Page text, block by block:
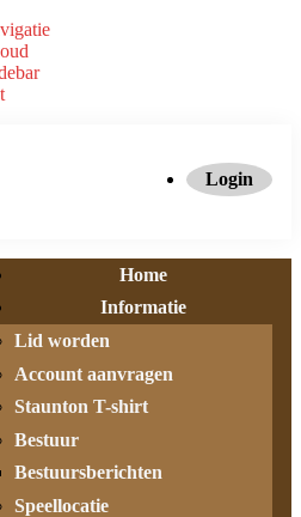
Login
Home
Informatie
Lid worden
Account aanvragen
Staunton T-shirt
Bestuur
Bestuursberichten
Speellocatie